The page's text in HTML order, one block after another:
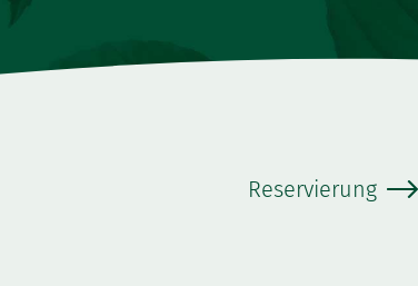
Reservierung